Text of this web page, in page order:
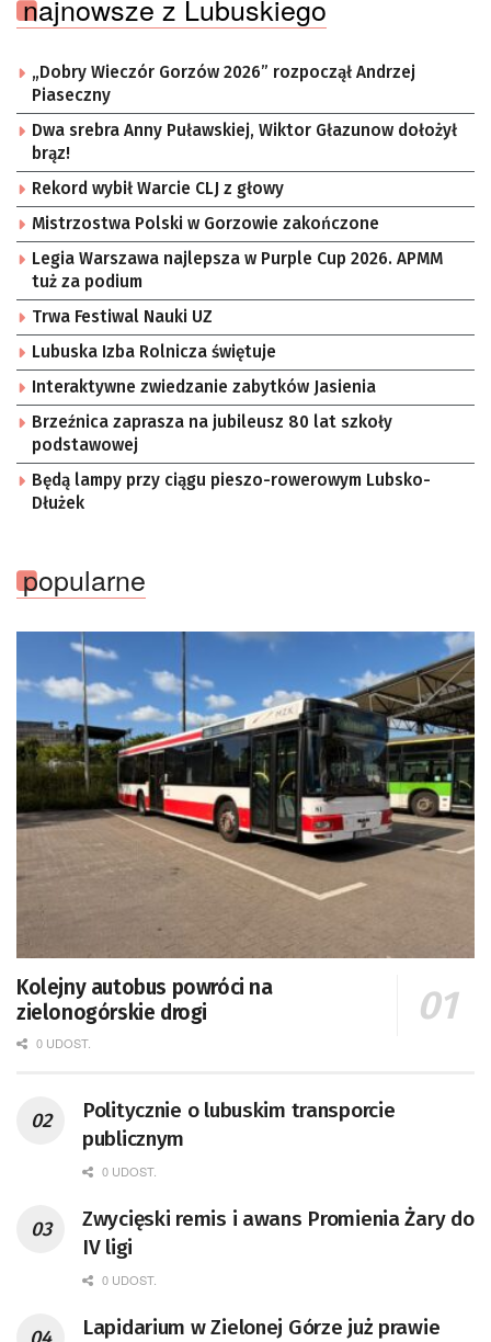
najnowsze z Lubuskiego
„Dobry Wieczór Gorzów 2026” rozpoczął Andrzej
Piaseczny
Dwa srebra Anny Puławskiej, Wiktor Głazunow dołożył
brąz!
Rekord wybił Warcie CLJ z głowy
Mistrzostwa Polski w Gorzowie zakończone
Legia Warszawa najlepsza w Purple Cup 2026. APMM
tuż za podium
Trwa Festiwal Nauki UZ
Lubuska Izba Rolnicza świętuje
Interaktywne zwiedzanie zabytków Jasienia
Brzeźnica zaprasza na jubileusz 80 lat szkoły
podstawowej
Będą lampy przy ciągu pieszo-rowerowym Lubsko-
Dłużek
popularne
Kolejny autobus powróci na
zielonogórskie drogi
0 UDOST.
Politycznie o lubuskim transporcie
publicznym
0 UDOST.
Zwycięski remis i awans Promienia Żary do
IV ligi
0 UDOST.
Lapidarium w Zielonej Górze już prawie